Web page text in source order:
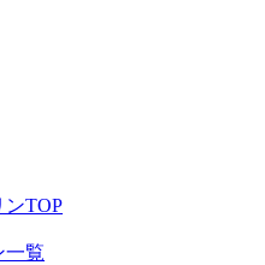
ンTOP
一覧